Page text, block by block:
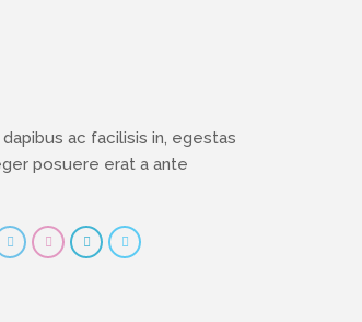
ac facilisis in, egestas
posuere erat a ante